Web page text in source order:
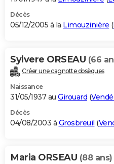
Décès
05/12/2005 à la Limouzinière (
Sylvere ORSEAU (66
Créer une cagnotte obsèques
Naissance
31/05/1937 au Girouard (
Décès
04/08/2003 à Grosbreuil (
Maria ORSEAU (88 ans)